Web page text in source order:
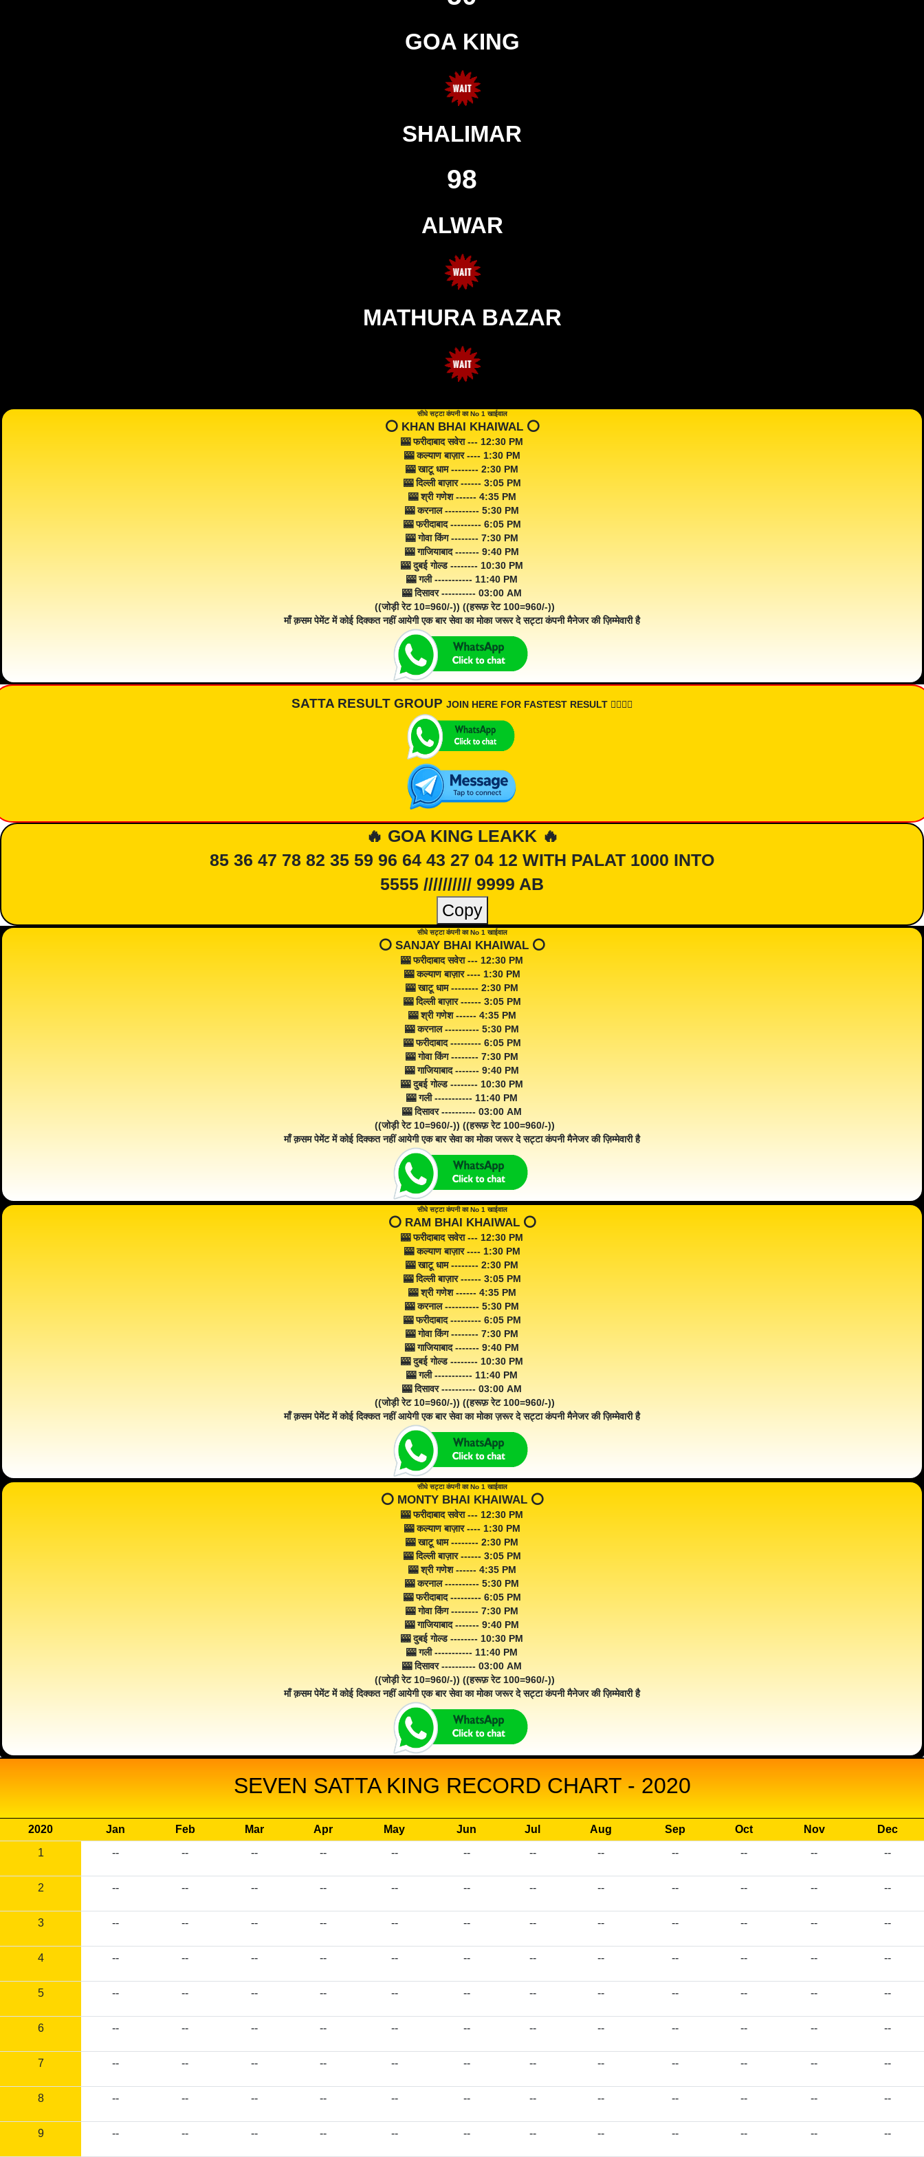
GOA KING
SHALIMAR
98
ALWAR
MATHURA BAZAR
सीधे सट्टा कंपनी का No 1 खाईवाल
⭕️ KHAN BHAI KHAIWAL ⭕️
🎰 फरीदाबाद सवेरा --- 12:30 PM
🎰 कल्याण बाज़ार ---- 1:30 PM
🎰 खाटू धाम -------- 2:30 PM
🎰 दिल्ली बाज़ार ------ 3:05 PM
🎰 श्री गणेश ------ 4:35 PM
🎰 करनाल ---------- 5:30 PM
🎰 फरीदाबाद --------- 6:05 PM
🎰 गोवा किंग -------- 7:30 PM
🎰 गाजियाबाद ------- 9:40 PM
🎰 दुबई गोल्ड -------- 10:30 PM
🎰 गली ----------- 11:40 PM
🎰 दिसावर ---------- 03:00 AM
((जोड़ी रेट 10=960/-)) ((हरूफ़ रेट 100=960/-))
माँ क़सम पेमेंट में कोई दिक्कत नहीं आयेगी एक बार सेवा का मोका जरूर दे सट्टा कंपनी मैनेजर की ज़िम्मेवारी है
SATTA RESULT GROUP JOIN HERE FOR FASTEST RESULT 👇🏾👇🏾
🔥 GOA KING LEAKK 🔥
85 36 47 78 82 35 59 96 64 43 27 04 12 WITH PALAT 1000 INTO
5555 ////////// 9999 AB
Copy
सीधे सट्टा कंपनी का No 1 खाईवाल
⭕️ SANJAY BHAI KHAIWAL ⭕️
🎰 फरीदाबाद सवेरा --- 12:30 PM
🎰 कल्याण बाज़ार ---- 1:30 PM
🎰 खाटू धाम -------- 2:30 PM
🎰 दिल्ली बाज़ार ------ 3:05 PM
🎰 श्री गणेश ------ 4:35 PM
🎰 करनाल ---------- 5:30 PM
🎰 फरीदाबाद --------- 6:05 PM
🎰 गोवा किंग -------- 7:30 PM
🎰 गाजियाबाद ------- 9:40 PM
🎰 दुबई गोल्ड -------- 10:30 PM
🎰 गली ----------- 11:40 PM
🎰 दिसावर ---------- 03:00 AM
((जोड़ी रेट 10=960/-)) ((हरूफ़ रेट 100=960/-))
माँ क़सम पेमेंट में कोई दिक्कत नहीं आयेगी एक बार सेवा का मोका जरूर दे सट्टा कंपनी मैनेजर की ज़िम्मेवारी है
सीधे सट्टा कंपनी का No 1 खाईवाल
⭕️ RAM BHAI KHAIWAL ⭕️
🎰 फरीदाबाद सवेरा --- 12:30 PM
🎰 कल्याण बाज़ार ---- 1:30 PM
🎰 खाटू धाम -------- 2:30 PM
🎰 दिल्ली बाज़ार ------ 3:05 PM
🎰 श्री गणेश ------ 4:35 PM
🎰 करनाल ---------- 5:30 PM
🎰 फरीदाबाद --------- 6:05 PM
🎰 गोवा किंग -------- 7:30 PM
🎰 गाजियाबाद ------- 9:40 PM
🎰 दुबई गोल्ड -------- 10:30 PM
🎰 गली ----------- 11:40 PM
🎰 दिसावर ---------- 03:00 AM
((जोड़ी रेट 10=960/-)) ((हरूफ़ रेट 100=960/-))
माँ क़सम पेमेंट में कोई दिक्कत नहीं आयेगी एक बार सेवा का मोका ज़रूर दे सट्टा कंपनी मैनेजर की ज़िम्मेवारी है
सीधे सट्टा कंपनी का No 1 खाईवाल
⭕️ MONTY BHAI KHAIWAL ⭕️
🎰 फरीदाबाद सवेरा --- 12:30 PM
🎰 कल्याण बाज़ार ---- 1:30 PM
🎰 खाटू धाम -------- 2:30 PM
🎰 दिल्ली बाज़ार ------ 3:05 PM
🎰 श्री गणेश ------ 4:35 PM
🎰 करनाल ---------- 5:30 PM
🎰 फरीदाबाद --------- 6:05 PM
🎰 गोवा किंग -------- 7:30 PM
🎰 गाजियाबाद ------- 9:40 PM
🎰 दुबई गोल्ड -------- 10:30 PM
🎰 गली ----------- 11:40 PM
🎰 दिसावर ---------- 03:00 AM
((जोड़ी रेट 10=960/-)) ((हरूफ़ रेट 100=960/-))
माँ क़सम पेमेंट में कोई दिक्कत नहीं आयेगी एक बार सेवा का मोका जरूर दे सट्टा कंपनी मैनेजर की ज़िम्मेवारी है
SEVEN SATTA KING RECORD CHART - 2020
2020 Jan Feb Mar Apr May Jun Jul Aug Sep Oct Nov
Dec
1
-- -- -- -- -- -- -- -- -- -- -- --
2 -- -- -- -- -- -- -- -- -- -- -- --
3 -- -- -- -- -- -- -- -- -- -- -- --
4 -- -- -- -- -- -- -- -- -- -- -- --
5 -- -- -- -- -- -- -- -- -- -- -- --
6 -- -- -- -- -- -- -- -- -- -- -- --
7 -- -- -- -- -- -- -- -- -- -- -- --
8 -- -- -- -- -- -- -- -- -- -- -- --
9 -- -- -- -- -- -- -- -- -- -- -- --